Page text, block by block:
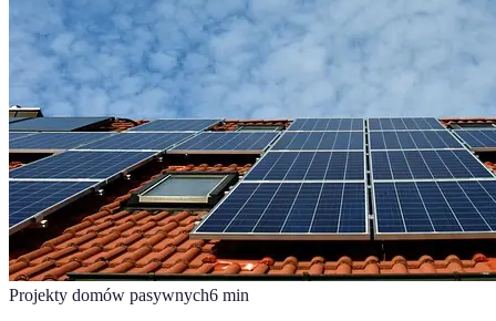
Projekty domów pasywnych6 min